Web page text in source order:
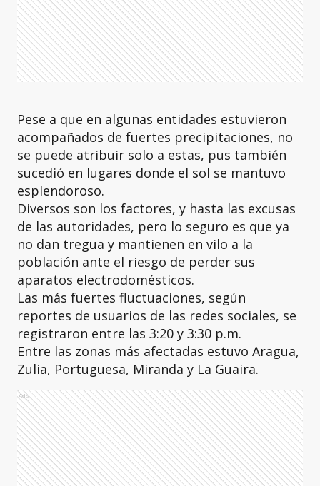
Pese a que en algunas entidades estuvieron
acompañados de fuertes precipitaciones, no
se puede atribuir solo a estas, pus también
sucedió en lugares donde el sol se mantuvo
esplendoroso.
Diversos son los factores, y hasta las excusas
de las autoridades, pero lo seguro es que ya
no dan tregua y mantienen en vilo a la
población ante el riesgo de perder sus
aparatos electrodomésticos.
Las más fuertes fluctuaciones, según
reportes de usuarios de las redes sociales, se
registraron entre las 3:20 y 3:30 p.m.
Entre las zonas más afectadas estuvo Aragua,
Zulia, Portuguesa, Miranda y La Guaira.
Ads